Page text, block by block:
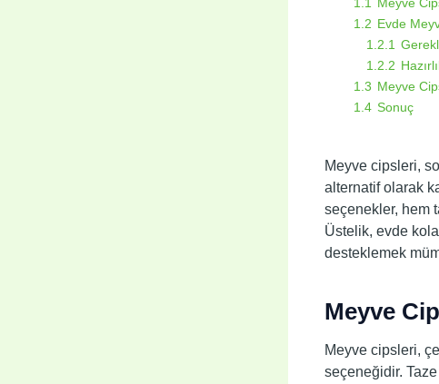
1.2 Evde
1.2.1
1.2.2
1.3 Meyve
1.4 Sonuç
Meyve cipsleri,
alternatif olarak
seçenekler, hem
Üstelik, evde
desteklemek
Meyve
Meyve cipsleri,
seçeneğidir.